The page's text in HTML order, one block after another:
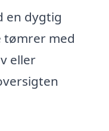
en dygtig
med
eller